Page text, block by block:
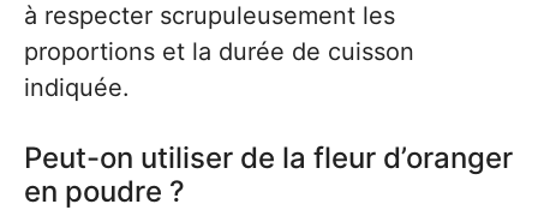
à respecter scrupuleusement les
proportions et la durée de cuisson
indiquée.
Peut-on utiliser de la fleur d’oranger
en poudre ?